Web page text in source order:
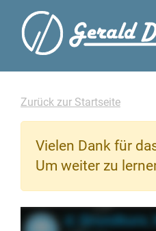
Zurück zur Startseite
Vielen Dank für
Um weiter zu